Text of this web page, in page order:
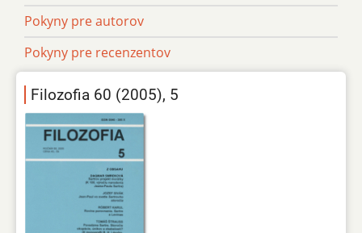
Pokyny pre autorov
Pokyny pre recenzentov
Filozofia 60 (2005), 5